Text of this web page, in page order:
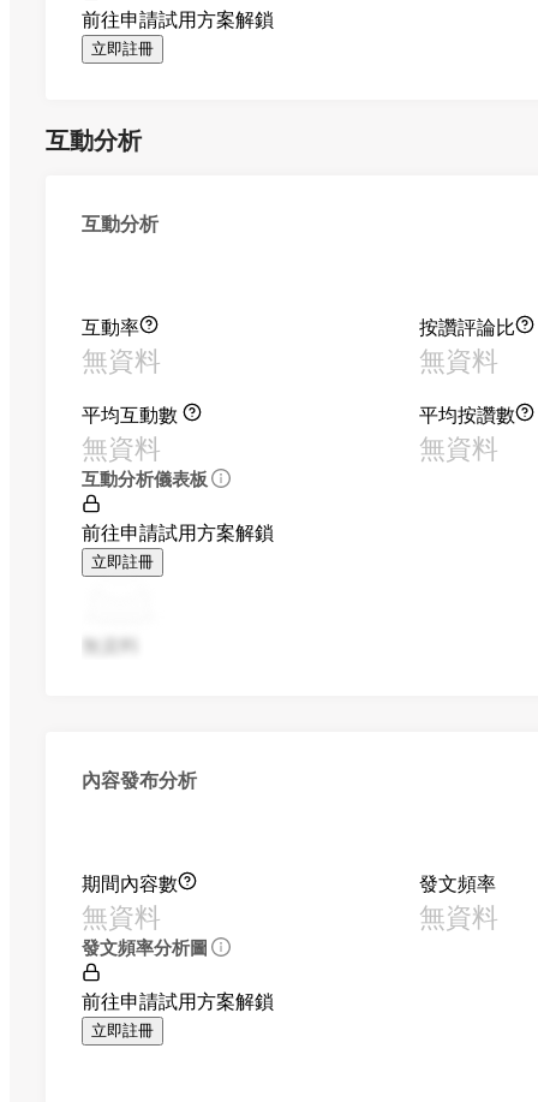
前往申請試用方案解鎖
立即註冊
互動分析
互動分析
互動率
無資料
按讚評論比
無資料
平均互動數
無資料
平均按讚數
無資料
互動分析儀表板
前往申請試用方案解鎖
立即註冊
無資料
內容發布分析
期間內容數
無資料
發文頻率
無資料
發文頻率分析圖
前往申請試用方案解鎖
立即註冊